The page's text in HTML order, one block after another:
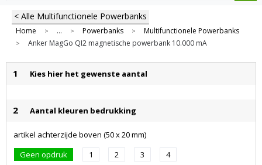
< Alle Multifunctionele Powerbanks
Home > ... > Powerbanks > Multifunctionele Powerbanks
> Anker MagGo QI2 magnetische powerbank 10.000 mA
1 Kies hier het gewenste aantal
2 Aantal kleuren bedrukking
artikel achterzijde boven (50 x 20 mm)
Geen opdruk
1 2 3 4